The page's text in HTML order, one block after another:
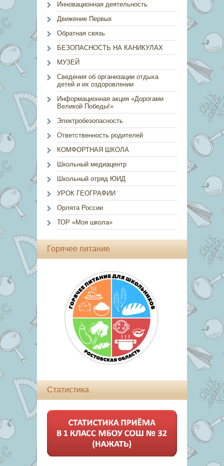
Инновационная деятельность
Движение Первых
Обратная связь
БЕЗОПАСНОСТЬ НА КАНИКУЛАХ
МУЗЕЙ
Сведения об организации отдыха
детей и их оздоровлении
Информационная акция «Дорогами
Великой Победы!»
Электробезопасность
Ответственность родителей
КОМФОРТНАЯ ШКОЛА
Школьный медиацентр
Школьный отряд ЮИД
УРОК ГЕОГРАФИИ
Орлята России
ТОР «Моя школа»
Горячее питание
Статистика